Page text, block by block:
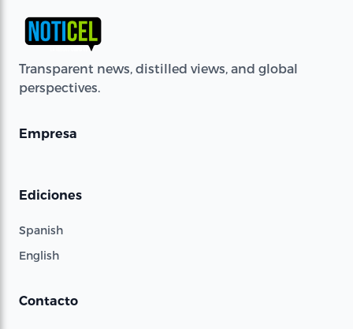
Transparent news, distilled views, and global
perspectives.
Empresa
Ediciones
Spanish
English
Contacto